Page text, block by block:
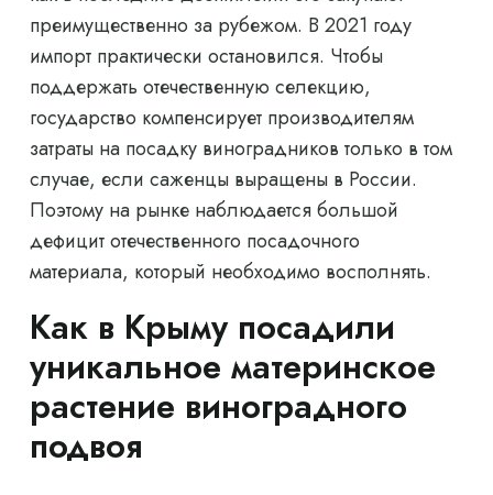
преимущественно за рубежом. В 2021 году
импорт практически остановился. Чтобы
поддержать отечественную селекцию,
государство компенсирует производителям
затраты на посадку виноградников только в том
случае, если саженцы выращены в России.
Поэтому на рынке наблюдается большой
дефицит отечественного посадочного
материала, который необходимо восполнять.
Как в Крыму посадили
уникальное материнское
растение виноградного
подвоя